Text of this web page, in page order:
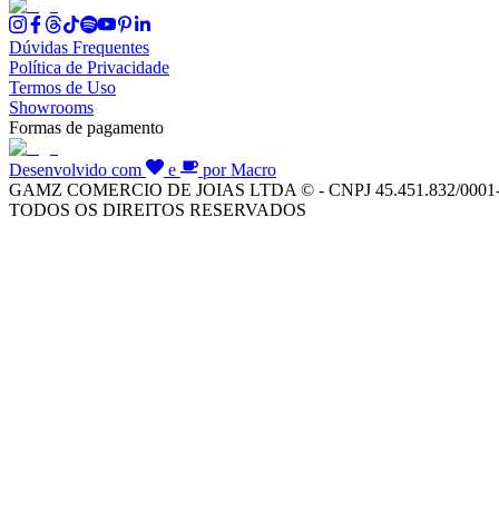
Dúvidas Frequentes
Política de Privacidade
Termos de Uso
Showrooms
Formas de pagamento
Desenvolvido com e
por Macro
GAMZ COMERCIO DE JOIAS LTDA © - CNPJ 45.451.832/
TODOS OS DIREITOS RESERVADOS